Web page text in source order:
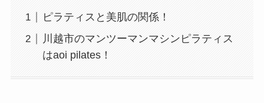
ピラティスと美肌の関係！
川越市のマンツーマンマシンピラティス
はaoi pilates！